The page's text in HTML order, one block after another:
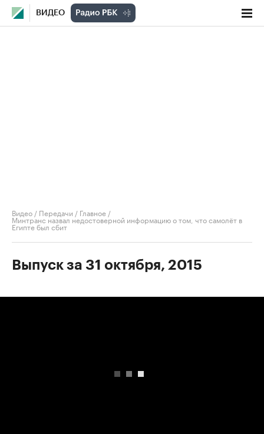
ВИДЕО
Видео / Передачи / Главное /
Минтранс назвал недостоверной информацию о том, что самолёт в
Египте был сбит
Выпуск за 31 октября, 2015